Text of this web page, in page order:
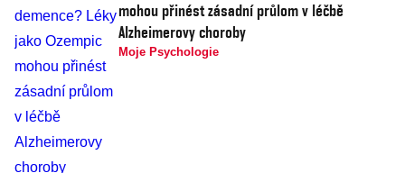
mohou přinést zásadní průlom v léčbě
Alzheimerovy choroby
Moje Psychologie